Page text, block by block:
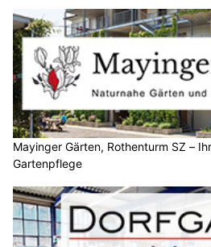
Mayinger Gärten, Rothenturm SZ –
Gartenpflege